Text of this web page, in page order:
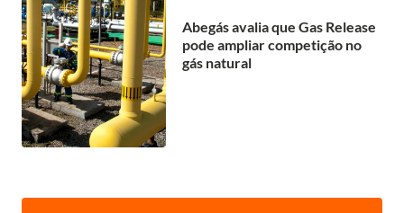
Abegás avalia que Gas Release
pode ampliar competição no
gás natural